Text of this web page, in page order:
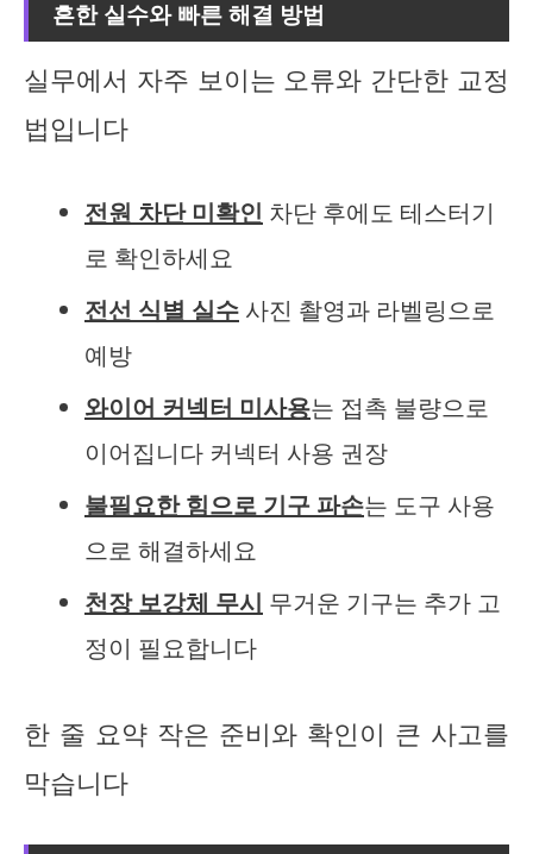
흔한 실수와 빠른 해결 방법
실무에서 자주 보이는 오류와 간단한 교정
법입니다
전원 차단 미확인 차단 후에도 테스터기
로 확인하세요
전선 식별 실수 사진 촬영과 라벨링으로
예방
와이어 커넥터 미사용는 접촉 불량으로
이어집니다 커넥터 사용 권장
불필요한 힘으로 기구 파손는 도구 사용
으로 해결하세요
천장 보강체 무시 무거운 기구는 추가 고
정이 필요합니다
한 줄 요약 작은 준비와 확인이 큰 사고를
막습니다